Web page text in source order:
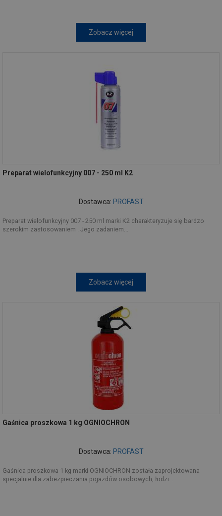
Zobacz więcej
Preparat wielofunkcyjny 007 - 250 ml K2
Dostawca: PROFAST
Preparat wielofunkcyjny 007 - 250 ml marki K2 charakteryzuje się bardzo
szerokim zastosowaniem . Jego zadaniem...
Zobacz więcej
Gaśnica proszkowa 1 kg OGNIOCHRON
Dostawca: PROFAST
Gaśnica proszkowa 1 kg marki OGNIOCHRON została zaprojektowana
specjalnie dla zabezpieczania pojazdów osobowych, łodzi...